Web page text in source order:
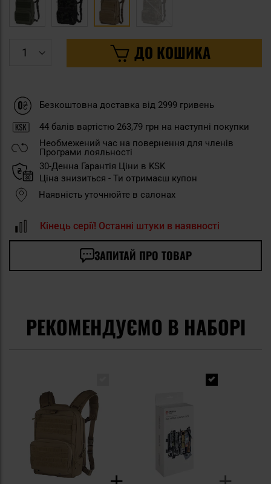
ДО КОШИКА
Безкоштовна доставка від 2999 гривень
44 балів вартістю 263,79 грн на наступні покупки
Необмежений час на повернення для членів
Програми лояльності
30-Денна Гарантія Ціни в KSK
Ціна знизиться - Ти отримаєш купон
Наявність уточнюйте в салонах
Кінець серії! Останні штуки в наявності
ЗАПИТАЙ ПРО ТОВАР
РЕКОМЕНДУЄМО В НАБОРІ